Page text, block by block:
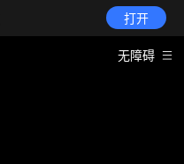
打开
无障碍